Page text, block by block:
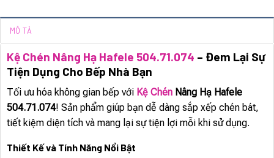
MÔ TẢ
Kệ Chén Nâng Hạ Hafele 504.71.074 – Đem Lại Sự
Tiện Dụng Cho Bếp Nhà Bạn
Tối ưu hóa không gian bếp với Kệ Chén Nâng Hạ Hafele
504.71.074! Sản phẩm giúp bạn dễ dàng sắp xếp chén bát,
tiết kiệm diện tích và mang lại sự tiện lợi mỗi khi sử dụng.
Thiết Kế và Tính Năng Nổi Bật